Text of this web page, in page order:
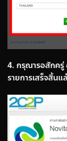
4. กรุณารอสักครู่
รายการเสร็จสิ้น